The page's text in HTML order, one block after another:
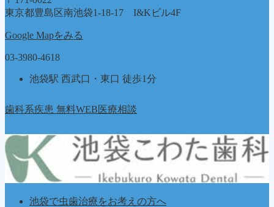
東京都豊島区南池袋1-18-17 I&Kビル4F
Google Mapをみる
03-3980-4618
池袋駅 西武口・東口 徒歩1分
歯科系疾患 無料WEB医療相談
池袋で虫歯治療をお考えの方へ